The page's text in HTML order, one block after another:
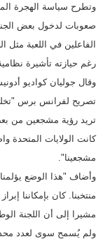
وتطرح سياسة الهجرة
صعوبات لدخول بعض
الفاعلين في اللعبة
رغم حيازته تأشيرة
وقال جوليان كواديو
تصريح لفرانس برس
تريد رؤية مشجعين من
كانت الولايات المتحدة
مشجعينا".
وأضاف "هذا الوضع يؤلمنا
منتخبنا. كان بإمكاننا
مشيرا إلى أن اللجنة
ولم يُسمح سوى لعدد